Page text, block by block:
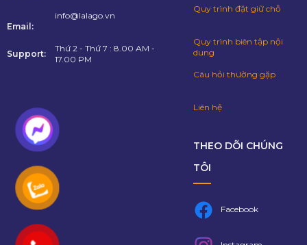
Email:
info@lalago.vn
Support:
Thứ 2 - Thứ 7 : 8.00 AM -
17.00 PM
Quy trình đặt giữ chỗ
Quy trình biên tập nội
dung
Câu hỏi thường gặp
Liên hệ
THEO DÕI CHÚNG
TÔI
Facebook